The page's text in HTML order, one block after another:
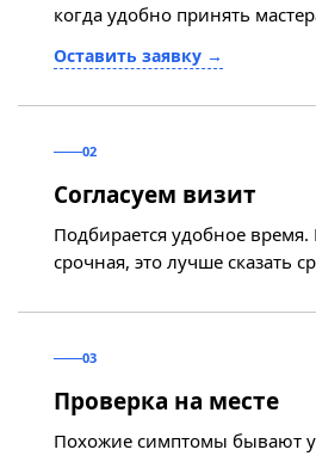
когда удобно принять
Оставить заявку →
02
Согласуем визит
Подбирается удобное время.
срочная, это лучше сказать
03
Проверка на месте
Похожие симптомы бывают